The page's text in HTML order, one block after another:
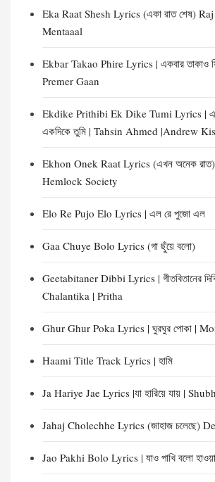
Eka Raat Shesh Lyrics (একা রাত শেষ)
Mentaaal
Ekbar Takao Phire Lyrics | একবার তাকাও
Premer Gaan
Ekdike Prithibi Ek Dike Tumi Lyrics |
একদিকে তুমি | Tahsin Ahmed |Andrew
Ekhon Onek Raat Lyrics (এখন অনেক
Hemlock Society
Elo Re Pujo Elo Lyrics | এল রে পুজো এল
Gaa Chuye Bolo Lyrics (গা ছুঁয়ে বলো)
Geetabitaner Dibbi Lyrics | গীতবিতানের
Chalantika | Pritha
Ghur Ghur Poka Lyrics | ঘুরঘুর পোকা |
Haami Title Track Lyrics | হামি
Ja Hariye Jae Lyrics |যা হারিয়ে যায় |
Jahaj Cholechhe Lyrics (জাহাজ চলেছে)
Jao Pakhi Bolo Lyrics | যাও পাখি বলো